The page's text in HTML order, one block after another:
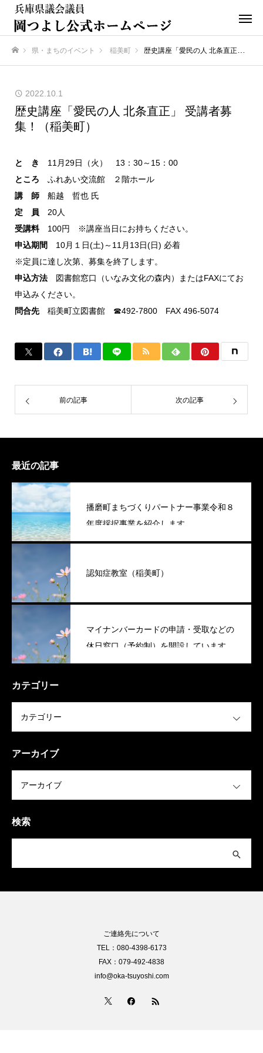
県・まちのイベント 稲美町 歴史講座「愛民の人 北条直正」 受講者募集！（稲美町）
2022.10.1
歴史講座「愛民の人 北条直正」 受講者募
集！（稲美町）
と き
11月29日（火） 13：30～15：00
ところ ふれあい交流館 ２階ホール
講 師 船越 哲也 氏
定 員 20人
受講料100円 ※講座当日にお持ちください。
申込期間
10月１日(土)～11月13日(日) 必着
※定員に達し次第、募集を終了します。
申込方法 図書館窓口（いなみ文化の森内）またはFAXにてお
申込みください。
問合先稲美町立図書館 ☎492-7800 FAX 496-5074
前の記事 次の記事
最近の記事
播磨町まちづくりパートナー事業令和８
年度採択事業を紹介します
認知症教室（稲美町）
マイナンバーカードの申請・受取などの
休日窓口（予約制）を開設しています
（稲美町）
カテゴリー
アーカイブ
検索
ご連絡先について
TEL：080-4398-6173
FAX：079-492-4838
info@oka-tsuyoshi.com